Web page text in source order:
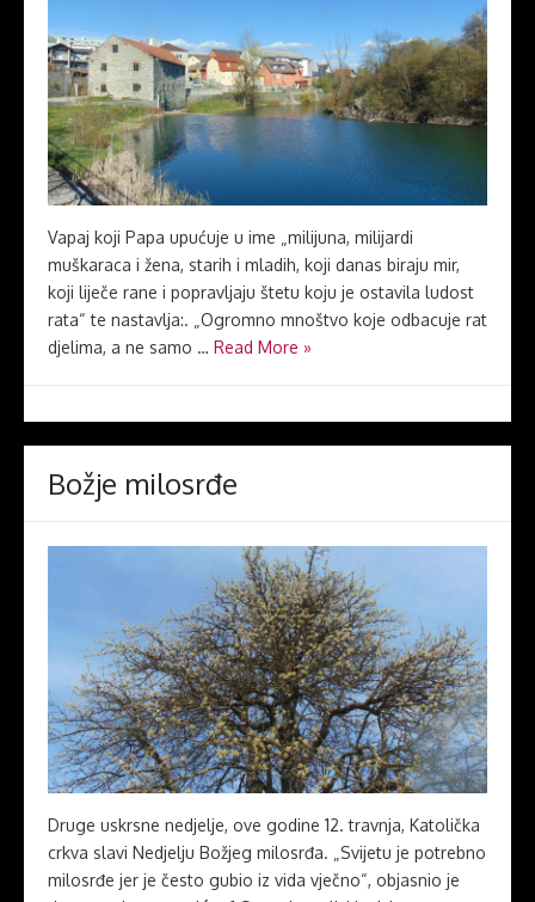
Vapaj koji Papa upućuje u ime „milijuna, milijardi
muškaraca i žena, starih i mladih, koji danas biraju mir,
koji liječe rane i popravljaju štetu koju je ostavila ludost
rata“ te nastavlja:. „Ogromno mnoštvo koje odbacuje rat
djelima, a ne samo … Read More »
Božje milosrđe
Druge uskrsne nedjelje, ove godine 12. travnja, Katolička
crkva slavi Nedjelju Božjeg milosrđa. „Svijetu je potrebno
milosrđe jer je često gubio iz vida vječno“, objasnio je